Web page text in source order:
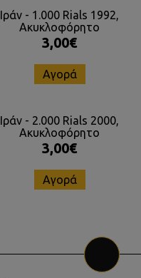
Ιράν - 1.000 Rials 1992,
Ακυκλοφόρητο
3,00€
Αγορά
Ιράν - 2.000 Rials 2000,
Ακυκλοφόρητο
3,00€
Αγορά